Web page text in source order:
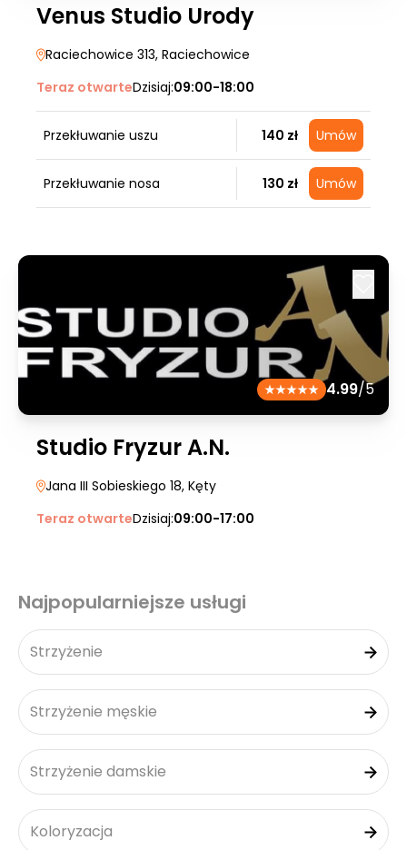
Venus Studio Urody
Raciechowice 313, Raciechowice
Teraz otwarteDzisiaj:09:00-18:00
Przekłuwanie uszu 140 zł Umów
Przekłuwanie nosa 130 zł Umów
4.99/5
Studio Fryzur A.N.
Jana III Sobieskiego 18, Kęty
Teraz otwarteDzisiaj:09:00-17:00
Najpopularniejsze usługi
Strzyżenie
Strzyżenie męskie
Strzyżenie damskie
Koloryzacja